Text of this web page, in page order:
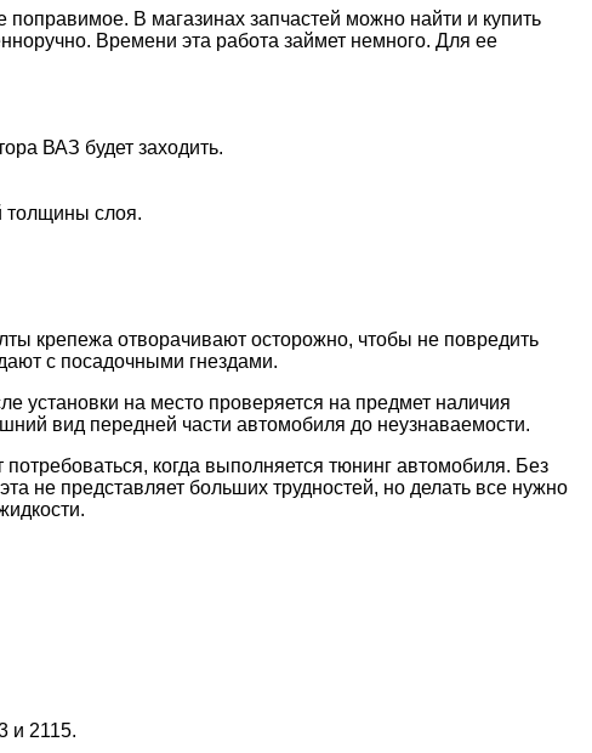
В магазинах запчастей можно найти и купить
Времени эта работа займет немного. Для ее
ВАЗ будет заходить.
толщины слоя.
крепежа отворачивают осторожно, чтобы не повредить
с посадочными гнездами.
установки на место проверяется на предмет наличия
вид передней части автомобиля до неузнаваемости.
когда выполняется тюнинг автомобиля. Без
не представляет больших трудностей, но делать все нужно
и 2115.